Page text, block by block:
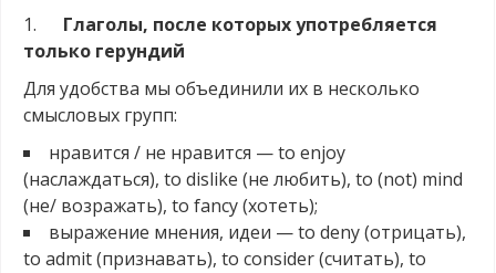
1. Глаголы, после которых употребляется
только герундий
Для удобства мы объединили их в несколько
смысловых групп:
нравится / не нравится — to enjoy
(наслаждаться), to dislike (не любить), to (not) mind
(не/ возражать), to fancy (хотеть);
выражение мнения, идеи — to deny (отрицать),
to admit (признавать), to consider (считать), to